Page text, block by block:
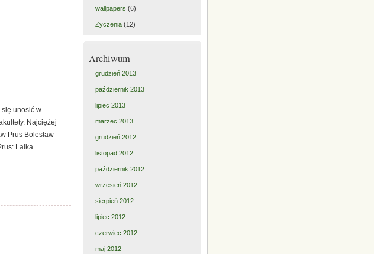
się unosić w
Najciężej
Prus Bolesław
Lalka
wallpapers (6)
Życzenia(12)
Archiwum
grudzień 2013
październik 2013
lipiec 2013
marzec 2013
grudzień 2012
listopad 2012
październik 2012
wrzesień 2012
sierpień 2012
lipiec 2012
czerwiec 2012
maj 2012